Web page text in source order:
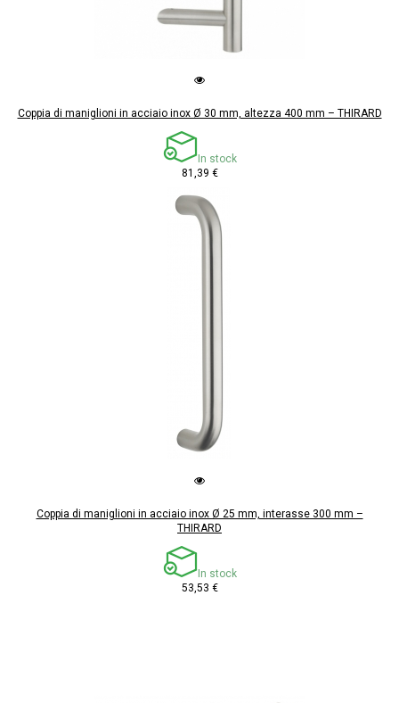
Coppia di maniglioni in acciaio inox Ø 30 mm, altezza 400 mm – THIRARD
In stock
81,39 €
Coppia di maniglioni in acciaio inox Ø 25 mm, interasse 300 mm –
THIRARD
In stock
53,53 €